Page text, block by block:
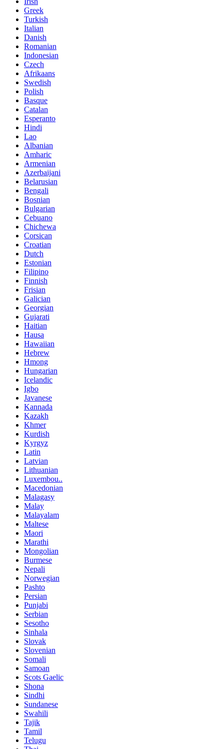
Greek
Turkish
Italian
Danish
Romanian
Indonesian
Czech
Afrikaans
Swedish
Polish
Basque
Catalan
Esperanto
Hindi
Lao
Albanian
Amharic
Armenian
Azerbaijani
Belarusian
Bengali
Bosnian
Bulgarian
Cebuano
Chichewa
Corsican
Croatian
Dutch
Estonian
Filipino
Finnish
Frisian
Galician
Georgian
Gujarati
Haitian
Hausa
Hawaiian
Hebrew
Hmong
Hungarian
Icelandic
Igbo
Javanese
Kannada
Kazakh
Khmer
Kurdish
Kyrgyz
Latin
Latvian
Lithuanian
Luxembou..
Macedonian
Malagasy
Malay
Malayalam
Maltese
Maori
Marathi
Mongolian
Burmese
Nepali
Norwegian
Pashto
Persian
Punjabi
Serbian
Sesotho
Sinhala
Slovak
Slovenian
Somali
Samoan
Scots Gaelic
Shona
Sindhi
Sundanese
Swahili
Tajik
Tamil
Telugu